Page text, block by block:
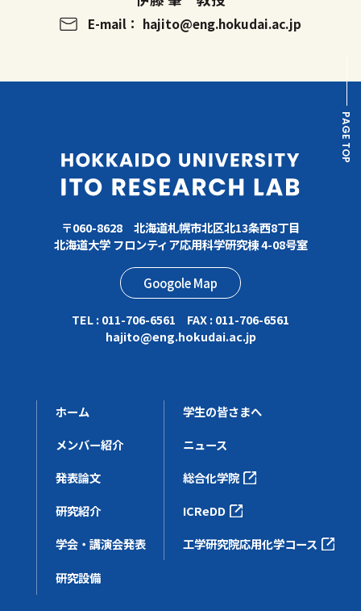
E-mail： hajito eng.hokudai.ac.jp
〒060-8628 北海道札幌市北区北13条西8丁目
北海道大学 フロンティア応用科学研究棟 4-08号室
Googole Map
TEL : 011-706-6561 FAX : 011-706-6561
hajito
eng.hokudai.ac.jp
ホーム
メンバー紹介
発表論文
研究紹介
学会・講演会発表
研究設備
学生の皆さまへ
ニュース
総合化学院
ICReDD
工学研究院応用化学コース
PAGE TOP